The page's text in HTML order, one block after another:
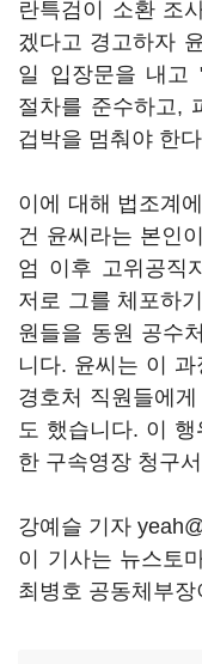
란특검이 소환 조
겠다고 경고하자
일 입장문을 내고
절차를 준수하고,
겁박을 멈춰야 한
이에 대해 법조계
건 윤씨라는 본인
엄 이후 고위공직
저로 그를 체포하
원들을 동원 공수
니다. 윤씨는 이
경호처 직원들에
도 했습니다. 이
한 구속영장 청구
강예슬 기자
이 기사는 뉴스토
최병호 공동체부